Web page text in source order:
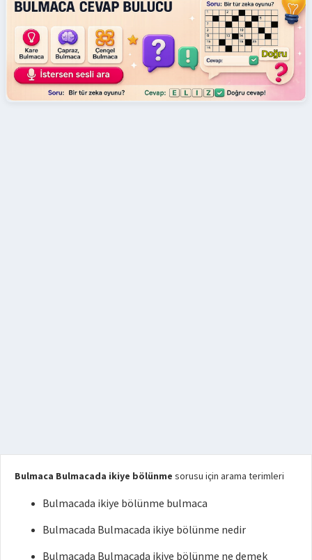
Bulmaca Bulmacada ikiye bölünme sorusu için arama terimleri
Bulmacada ikiye bölünme bulmaca
Bulmacada Bulmacada ikiye bölünme nedir
Bulmacada Bulmacada ikiye bölünme ne demek